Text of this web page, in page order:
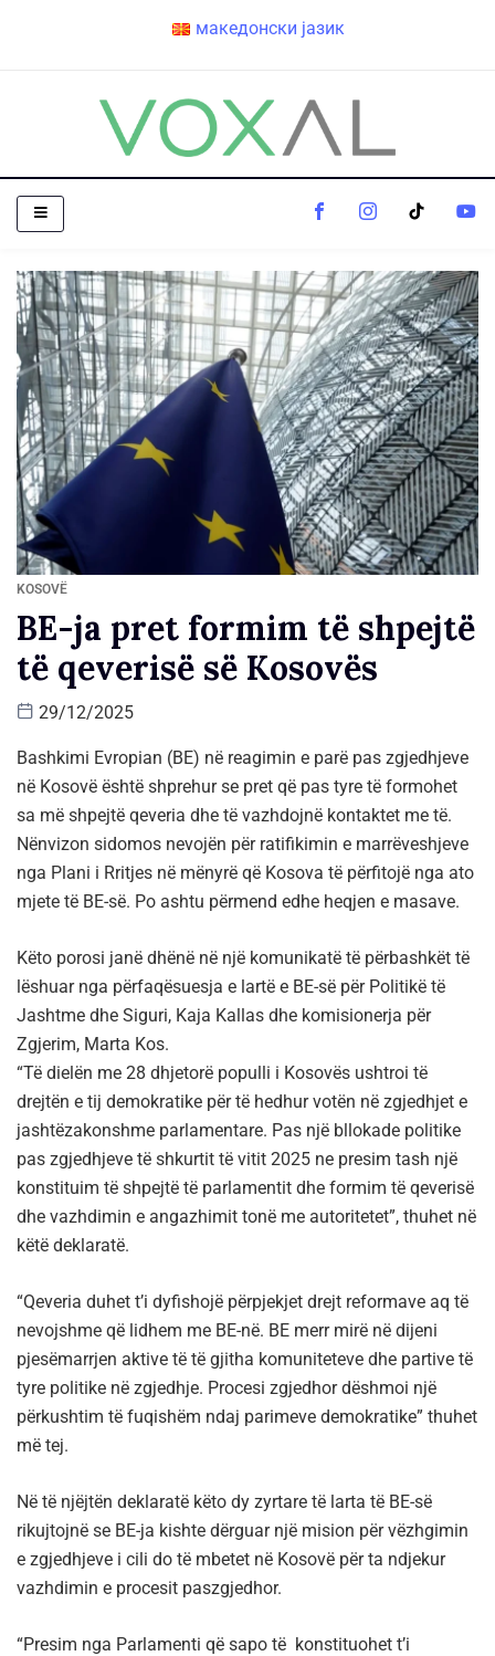
македонски јазик
KOSOVË
BE-ja pret formim të shpejtë
të qeverisë së Kosovës
29/12/2025
Bashkimi Evropian (BE) në reagimin e parë pas zgjedhjeve
në Kosovë është shprehur se pret që pas tyre të formohet
sa më shpejtë qeveria dhe të vazhdojnë kontaktet me të.
Nënvizon sidomos nevojën për ratifikimin e marrëveshjeve
nga Plani i Rritjes në mënyrë që Kosova të përfitojë nga ato
mjete të BE-së. Po ashtu përmend edhe heqjen e masave.
Këto porosi janë dhënë në një komunikatë të përbashkët të
lëshuar nga përfaqësuesja e lartë e BE-së për Politikë të
Jashtme dhe Siguri, Kaja Kallas dhe komisionerja për
Zgjerim, Marta Kos.
“Të dielën me 28 dhjetorë populli i Kosovës ushtroi të
drejtën e tij demokratike për të hedhur votën në zgjedhjet e
jashtëzakonshme parlamentare. Pas një bllokade politike
pas zgjedhjeve të shkurtit të vitit 2025 ne presim tash një
konstituim të shpejtë të parlamentit dhe formim të qeverisë
dhe vazhdimin e angazhimit tonë me autoritetet”, thuhet në
këtë deklaratë.
“Qeveria duhet t’i dyfishojë përpjekjet drejt reformave aq të
nevojshme që lidhem me BE-në. BE merr mirë në dijeni
pjesëmarrjen aktive të të gjitha komuniteteve dhe partive të
tyre politike në zgjedhje. Procesi zgjedhor dëshmoi një
përkushtim të fuqishëm ndaj parimeve demokratike” thuhet
më tej.
Në të njëjtën deklaratë këto dy zyrtare të larta të BE-së
rikujtojnë se BE-ja kishte dërguar një mision për vëzhgimin
e zgjedhjeve i cili do të mbetet në Kosovë për ta ndjekur
vazhdimin e procesit paszgjedhor.
“Presim nga Parlamenti që sapo të konstituohet t’i